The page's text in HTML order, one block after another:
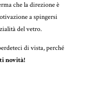
che la direzione è
a spingersi
del vetro.
di vista, perché
novità!